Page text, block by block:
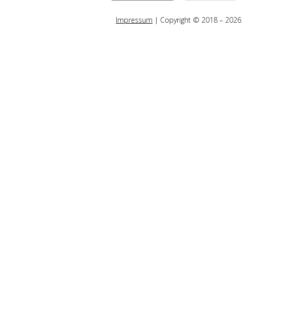
Impressum | Copyright © 2018 – 2026